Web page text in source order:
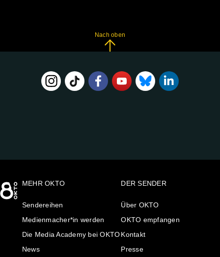
Nach oben
MEHR OKTO
Sendereihen
Medienmacher*in werden
Die Media Academy bei OKTO
News
DER SENDER
Über OKTO
OKTO empfangen
Kontakt
Presse